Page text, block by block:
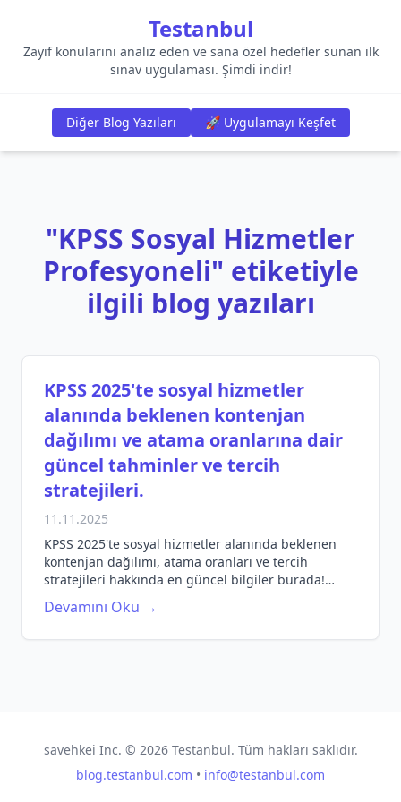
Testanbul
Zayıf konularını analiz eden ve sana özel hedefler sunan ilk
sınav uygulaması. Şimdi indir!
Diğer Blog Yazıları 🚀 Uygulamayı Keşfet
"KPSS Sosyal Hizmetler
Profesyoneli" etiketiyle
ilgili blog yazıları
KPSS 2025'te sosyal hizmetler
alanında beklenen kontenjan
dağılımı ve atama oranlarına dair
güncel tahminler ve tercih
stratejileri.
11.11.2025
KPSS 2025'te sosyal hizmetler alanında beklenen
kontenjan dağılımı, atama oranları ve tercih
stratejileri hakkında en güncel bilgiler burada!
Sınavlara hazırlık sürecinizi kolaylaştıracak
ipuçlarını keşfedin.
Devamını Oku →
savehkei Inc. © 2026Testanbul. Tüm hakları saklıdır.
blog.testanbul.com • info@testanbul.com